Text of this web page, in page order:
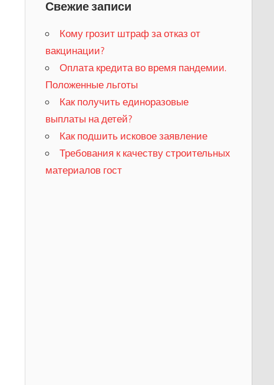
Свежие записи
Кому грозит штраф за отказ от
вакцинации?
​Оплата кредита во время пандемии.
Положенные льготы
​Как получить единоразовые
выплаты на детей?
Как подшить исковое заявление
Требования к качеству строительных
материалов гост